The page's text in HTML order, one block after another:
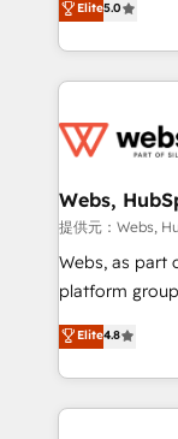
Execution •
to HubSpot
solve all your
adoption,
the first time
and build
with other
HubSpot pros
HubSpot Why us? - SIX HubSpot Accreditations -
CRM, Solutions
Migration,
Elite5.0
Webs,
提供元：Webs,
Webs, as part
platform group of 150
HubSpot
maximizing
Excellence.
strengthen
Elite4.8